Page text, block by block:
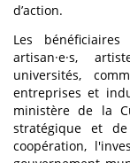
d’action.
Les
artisan·e·s,
universités,
entreprises et
ministère de la
stratégique et
coopération,